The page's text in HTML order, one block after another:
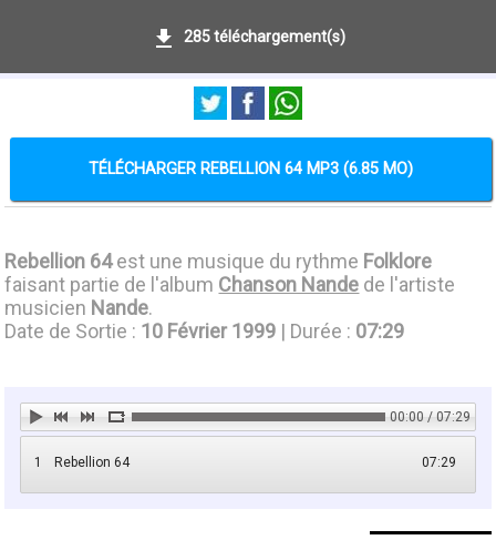
285 téléchargement(s)
TÉLÉCHARGER REBELLION 64 MP3 (6.85 MO)
Rebellion 64est une musique du rythme Folklore
faisant partie de l'album Chanson Nande de l'artiste
musicien Nande.
Date de Sortie : 10 Février 1999 | Durée : 07:29
00:00 / 07:29
1 07:29
Rebellion 64